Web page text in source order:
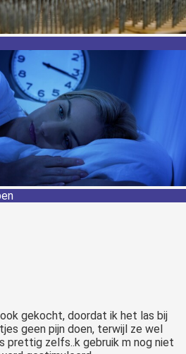
gekocht, doordat ik het las bij
geen pijn doen, terwijl ze wel
prettig zelfs..k gebruik m nog niet